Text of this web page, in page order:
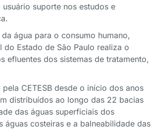
suporte nos estudos e
água para o consumo humano,
do Estado de São Paulo realiza o
efluentes dos sistemas de tratamento,
CETESB desde o início dos anos
distribuídos ao longo das 22 bacias
das águas superficiais dos
costeiras e a balneabilidade das